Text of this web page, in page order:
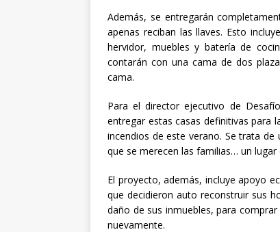
Además, se entregarán
apenas reciban las llaves. Esto
hervidor, muebles y batería de
contarán con una cama de dos
cama.
Para el director ejecutivo de
entregar estas casas definitivas para
incendios de este verano. Se trata
que se merecen las familias… un
El proyecto, además, incluye apoyo
que decidieron auto reconstruir sus
daño de sus inmuebles, para
nuevamente.